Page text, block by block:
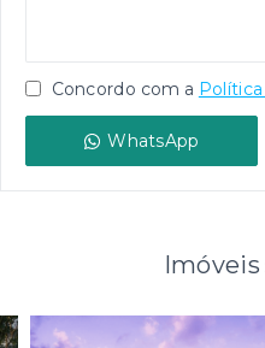
Concordo com a
WhatsApp